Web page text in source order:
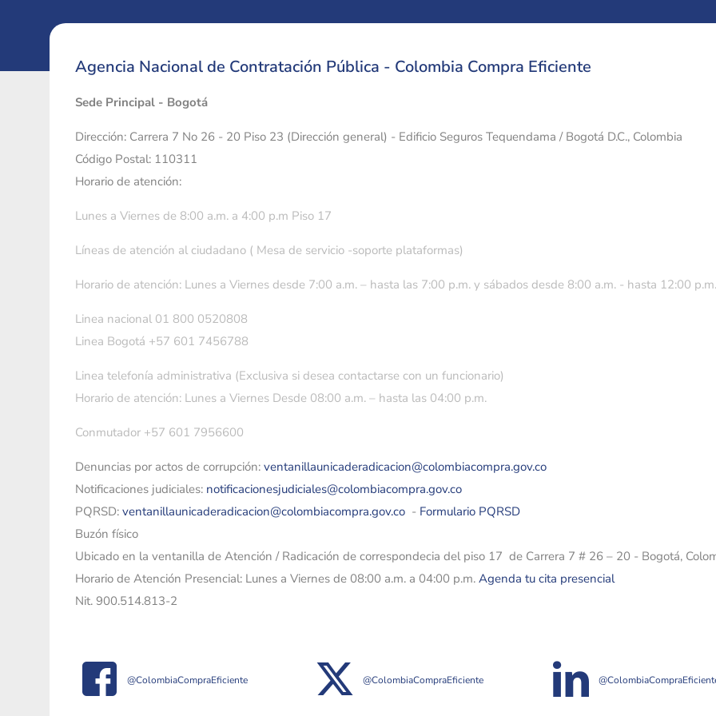
Agencia Nacional de Contratación Pública - Colombia Compra Eficiente
Sede Principal - Bogotá
Dirección: Carrera 7 No 26 - 20 Piso 23 (Dirección general) - Edificio Seguros Tequendama / Bogotá D.C., Colombia
Código Postal: 110311
Horario de atención:
Lunes a Viernes de 8:00 a.m. a 4:00 p.m Piso 17
Líneas de atención al ciudadano ( Mesa de servicio -soporte plataformas)
Horario de atención: Lunes a Viernes desde 7:00 a.m. – hasta las 7:00 p.m. y sábados desde 8:00 a.m. - hasta 12:00 p.m.
Linea nacional 01 800 0520808
Linea Bogotá +57 601 7456788
Linea telefonía administrativa (Exclusiva si desea contactarse con un funcionario)
Horario de atención: Lunes a Viernes Desde 08:00 a.m. – hasta las 04:00 p.m.
Conmutador +57 601 7956600
Denuncias por actos de corrupción: ventanillaunicaderadicacion@colombiacompra.gov.co
Notificaciones judiciales: notificacionesjudiciales@colombiacompra.gov.co
PQRSD: ventanillaunicaderadicacion@colombiacompra.gov.co - Formulario PQRSD
Buzón físico
Ubicado en la ventanilla de Atención / Radicación de correspondecia del piso 17 de Carrera 7 # 26 – 20 - Bogotá,
Horario de Atención Presencial: Lunes a Viernes de 08:00 a.m. a 04:00 p.m. Agenda tu cita presencial
Nit. 900.514.813-2
@ColombiaCompraEficiente @ColombiaCompraEficiente